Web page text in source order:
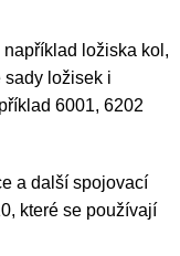
ložiska kol,
sady ložisek i
6001, 6202
a další spojovací
které se používají